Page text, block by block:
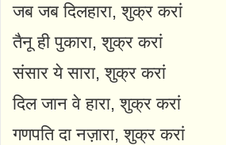
जब जब दिलहारा, शुक्र करां
तैनू ही पुकारा, शुक्र करां
संसार ये सारा, शुक्र करां
दिल जान वे हारा, शुक्र करां
गणपति दा नज़ारा, शुक्र करां